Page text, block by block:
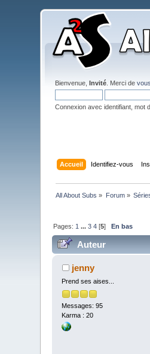
Bienvenue,Invité . Merci de
Connexion avec identifiant, mot
Accueil Identifiez-vous
All About Subs » Forum»
Pages: 1 ...3 4 [5]En bas
Auteur
jenny
Prend ses aises...
Messages: 95
Karma : 20